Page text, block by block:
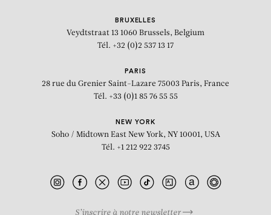
BRUXELLES
Veydtstraat 13 1060 Brussels, Belgium
Tél. +32 (0)2 537 13 17
PARIS
28 rue du Grenier Saint-Lazare 75003 Paris, France
Tél. +33 (0)1 85 76 55 55
NEW YORK
Soho / Midtown East New York, NY 10001, USA
Tél. +1 212 922 3745
S’inscrire à notre newsletter